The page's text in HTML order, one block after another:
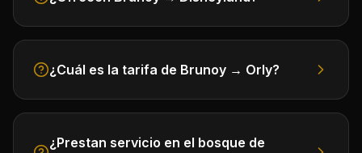
¿Cuál es la tarifa de Brunoy → Orly?
¿Prestan servicio en el bosque de